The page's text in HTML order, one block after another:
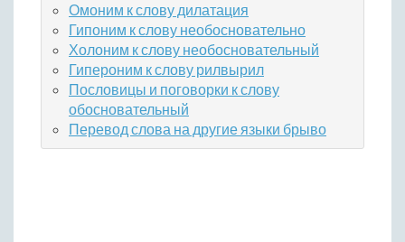
Омоним к слову дилатация
Гипоним к слову необосновательно
Холоним к слову необосновательный
Гипероним к слову рилвырил
Пословицы и поговорки к слову
обосновательный
Перевод слова на другие языки брыво